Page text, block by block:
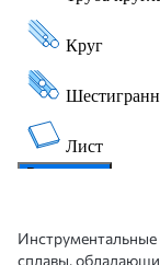
Инструментальные
сплавы,